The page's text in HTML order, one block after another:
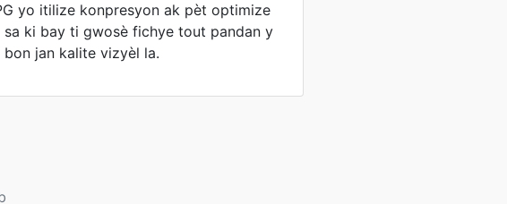
yo itilize konpresyon ak pèt optimize
ki bay ti gwosè fichye tout pandan y
bon jan kalite vizyèl la.